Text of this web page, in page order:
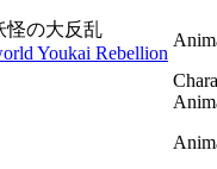
怪の大反乱
Youkai Rebellion